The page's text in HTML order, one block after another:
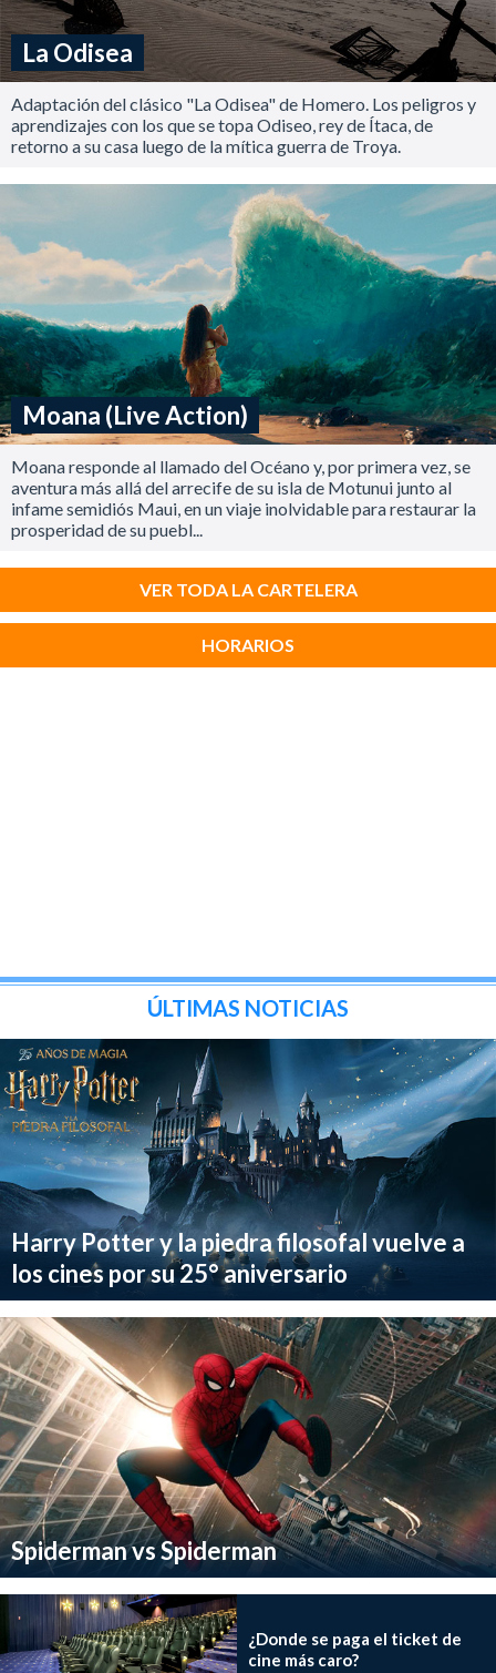
La Odisea
Adaptación del clásico "La Odisea" de Homero. Los peligros y
aprendizajes con los que se topa Odiseo, rey de Ítaca, de
retorno a su casa luego de la mítica guerra de Troya.
Moana (Live Action)
Moana responde al llamado del Océano y, por primera vez, se
aventura más allá del arrecife de su isla de Motunui junto al
infame semidiós Maui, en un viaje inolvidable para restaurar la
prosperidad de su puebl...
VER TODA LA CARTELERA
HORARIOS
ÚLTIMAS NOTICIAS
Harry Potter y la piedra filosofal vuelve a
los cines por su 25° aniversario
Spiderman vs Spiderman
¿Donde se paga el ticket de
cine más caro?